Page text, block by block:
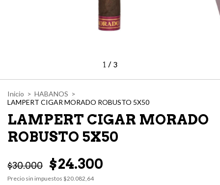
1 / 3
Inicio > HABANOS >
LAMPERT CIGAR MORADO ROBUSTO 5X50
LAMPERT CIGAR MORADO
ROBUSTO 5X50
$30.000 $24.300
Precio sin impuestos $20.082,64